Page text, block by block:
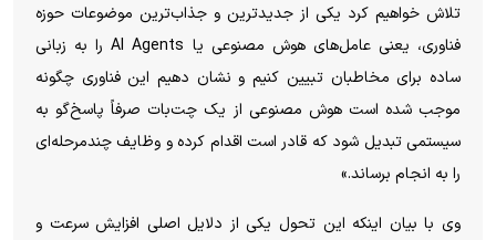
تلاش خواهیم کرد یکی از جدیدترین و جذاب‌ترین موضوعات حوزه
فناوری، یعنی عامل‌های هوش مصنوعی یا AI Agents را به زبانی
ساده برای مخاطبان تبیین کنیم و نشان دهیم این فناوری چگونه
موجب شده است هوش مصنوعی از یک چت‌بات صرفاً پاسخ‌گو به
سیستمی تبدیل شود که قادر است اقدام کرده و وظایف چندمرحله‌ای
را به انجام برساند.»
وی با بیان اینکه این تحول یکی از دلایل اصلی افزایش سرعت و